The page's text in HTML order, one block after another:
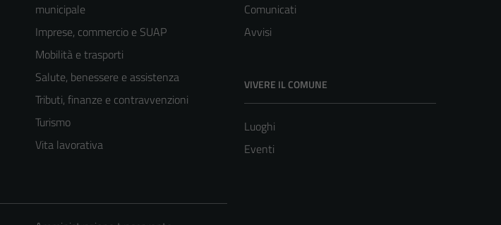
municipale
Imprese, commercio e SUAP
Mobilità e trasporti
Salute, benessere e assistenza
Tributi, finanze e contravvenzioni
Turismo
Vita lavorativa
Comunicati
Avvisi
VIVERE IL COMUNE
Luoghi
Eventi